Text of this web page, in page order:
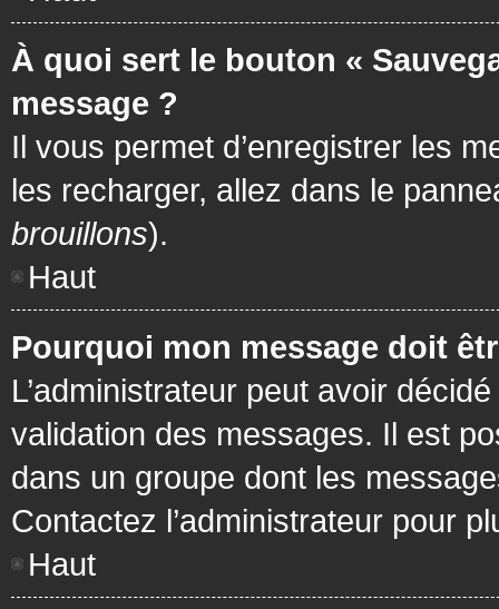
À quoi sert le bouton «
message ?
Il vous permet d’enregistrer les
les recharger, allez dans le
brouillons).
Haut
Pourquoi mon message doit
L’administrateur peut avoir
validation des messages. Il est
dans un groupe dont les
Contactez l’administrateur pour
Haut